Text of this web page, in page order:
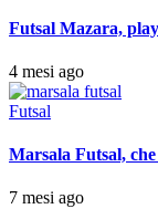
Futsal Mazara,
4 mesi ago
Futsal
Marsala Futsal,
7 mesi ago